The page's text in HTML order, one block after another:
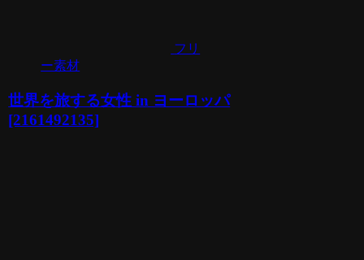
フリ
ー素材
世界を旅する女性 in ヨーロッパ
[2161492135]